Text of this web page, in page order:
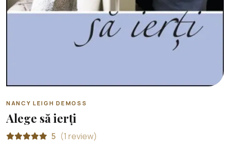
NANCY LEIGH DEMOSS
Alege să ierți
5 (1 review)